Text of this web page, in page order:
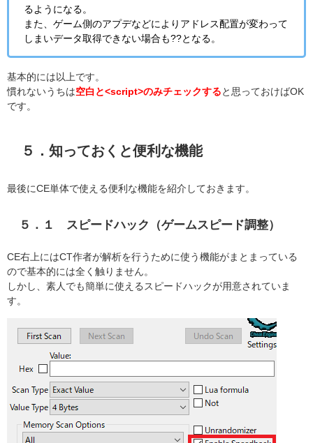
るようになる。
また、ゲーム側のアプデなどによりアドレス配置が変わって
しまいデータ取得できない場合も??となる。
基本的には以上です。
慣れないうちは空白と<script>のみチェックする と思っておけばOK
です。
５．知っておくと便利な機能
最後にCE単体で使える便利な機能を紹介しておきます。
５．１ スピードハック（ゲームスピード調整）
CE右上にはCT作者が解析を行うために使う機能がまとまっている
ので基本的には全く触りません。
しかし、素人でも簡単に使えるスピードハックが用意されていま
す。